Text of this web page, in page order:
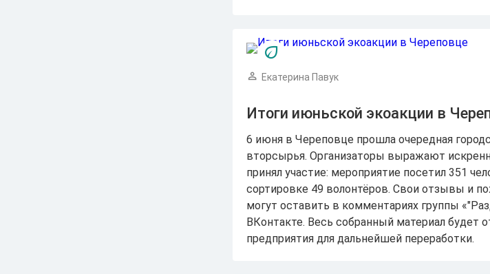
Екатерина Павук
Итоги июньской экоакции в
6 июня в Череповце прошла очередная
вторсырья. Организаторы выражают
принял участие: мероприятие посетил 351
сортировке 49 волонтёров. Свои отзывы и
могут оставить в комментариях группы
ВКонтакте. Весь собранный материал будет
предприятия для дальнейшей переработки.